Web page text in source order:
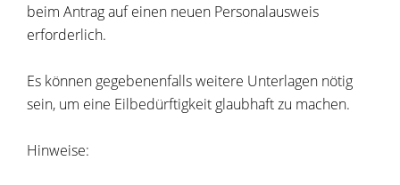
beim Antrag auf einen neuen Personalausweis
erforderlich.
Es können gegebenenfalls weitere Unterlagen nötig
sein, um eine Eilbedürftigkeit glaubhaft zu machen.
Hinweise: